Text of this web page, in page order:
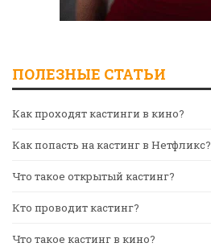
ПОЛЕЗНЫЕ СТАТЬИ
Как проходят кастинги в кино?
Как попасть на кастинг в Нетфликс?
Что такое открытый кастинг?
Кто проводит кастинг?
Что такое кастинг в кино?